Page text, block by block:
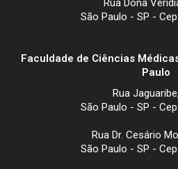
Rua Dona
São Paulo - SP -
Faculdade de Ciências
Paulo
Rua
São Paulo - SP -
Rua Dr. Cesário
São Paulo - SP -